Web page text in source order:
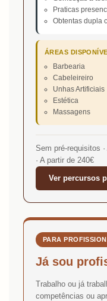
Praticas
Obtentas dupla
ÁREAS
Barbearia
Cabeleireiro
Unhas Artificiais
Estética
Massagens
Sem pré-requisitos
· A partir de 240€
Ver percursos
PARA
Já sou
Trabalho ou já
competências ou